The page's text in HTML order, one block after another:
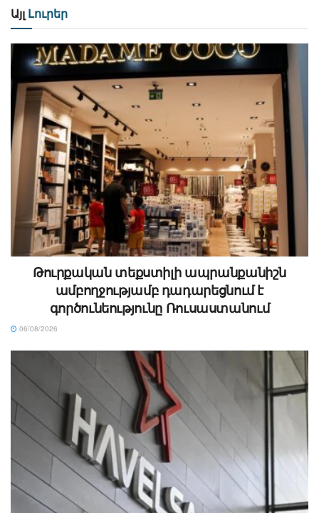
Այլ Լուրեր
Թուրքական տեքստիլի ապրանքանիշն
ամբողջությամբ դադարեցնում է
գործունեությունը Ռուսաստանում
06/08/2026